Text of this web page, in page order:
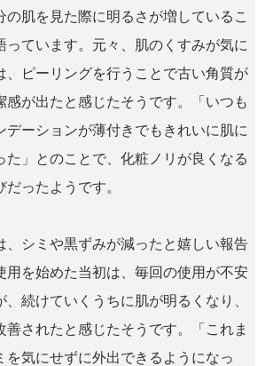
の肌を見た際に明るさが増しているこ
っています。元々、肌のくすみが気に
、ピーリングを行うことで古い角質が
感が出たと感じたそうです。「いつも
デーションが薄付きでもきれいに肌に
た」とのことで、化粧ノリが良くなる
ったようです。
、シミや黒ずみが減ったと嬉しい報告
用を始めた当初は、毎回の使用が不安
、続けていくうちに肌が明るくなり、
善されたと感じたそうです。「これま
を気にせずに外出できるようになっ